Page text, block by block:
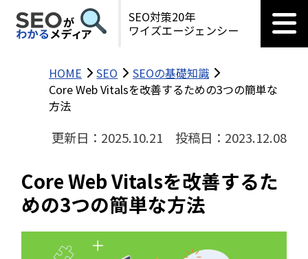
SEO対策20年
ワイズエージェンシー
HOME SEO
SEOの基礎知識
Core Web Vitalsを改善するための3つの簡単な
方法
更新日：2025.10.21 投稿日：2023.12.08
Core Web Vitalsを改善するた
めの3つの簡単な方法